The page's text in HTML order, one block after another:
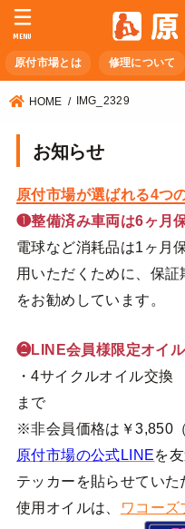
原付市場とは 修理について
MENU
HOME IMG_2329
お知らせ
原付市場が選ばれる4つ
❶整備済み車両は6ヶ月
電球など消耗品は1ヶ月
用いただくために、保
をお勧めしています。
❷LINE会員様限定オイ
・4サイクルオイル交
まで
※非会員価格は￥3,850（
原付市場の公式LINEを
テッカーを貼らせていた
使用オイルは、
ワコー